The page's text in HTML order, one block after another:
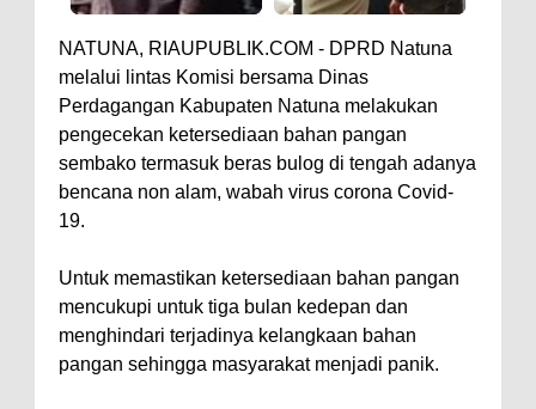
NATUNA, RIAUPUBLIK.COM - DPRD Natuna
melalui lintas Komisi bersama Dinas
Perdagangan Kabupaten Natuna melakukan
pengecekan ketersediaan bahan pangan
sembako termasuk beras bulog di tengah adanya
bencana non alam, wabah virus corona Covid-
19.
Untuk memastikan ketersediaan bahan pangan
mencukupi untuk tiga bulan kedepan dan
menghindari terjadinya kelangkaan bahan
pangan sehingga masyarakat menjadi panik.